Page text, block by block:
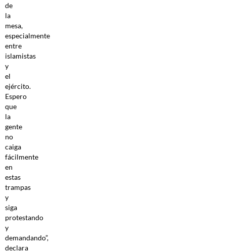
de
la
mesa,
especialmente
entre
islamistas
y
el
ejército.
Espero
que
la
gente
no
caiga
fácilmente
en
estas
trampas
y
siga
protestando
y
demandando”,
declara